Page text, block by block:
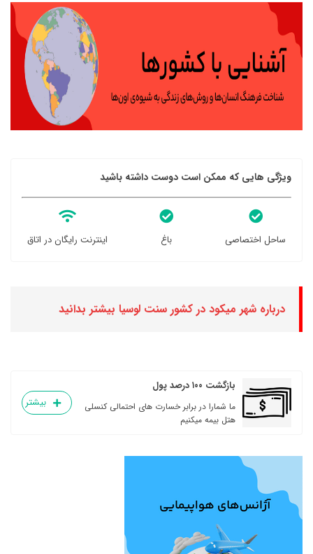
ویژگی هایی که ممکن است دوست داشته باشید
ساحل اختصاصی باغ اینترنت رایگان در اتاق
درباره شهر میکود در کشور سنت لوسیا بیشتر بدانید
بازگشت ۱۰۰ درصد پول
ما شمارا در برابر خسارت های احتمالی کنسلی
هتل بیمه میکنیم
بیشتر